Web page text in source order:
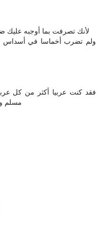
لأنك تصرفت بما أوجبه عليك
ولم تضرب أخماسا في أسداس
فقد كنت عربيا أكثر من كل
مسلم